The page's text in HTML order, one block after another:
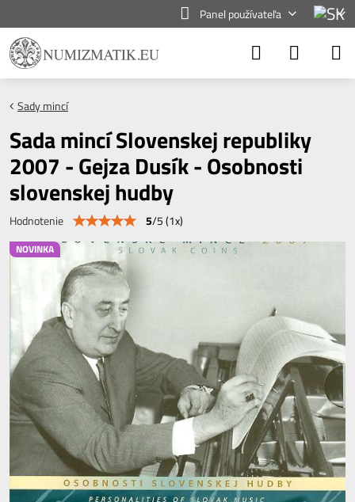
Panel používateľa
NOVINKA
Sady mincí
Sada mincí Slovenskej republiky
2007 - Gejza Dusík - Osobnosti
slovenskej hudby
Hodnotenie 5/5(1x)